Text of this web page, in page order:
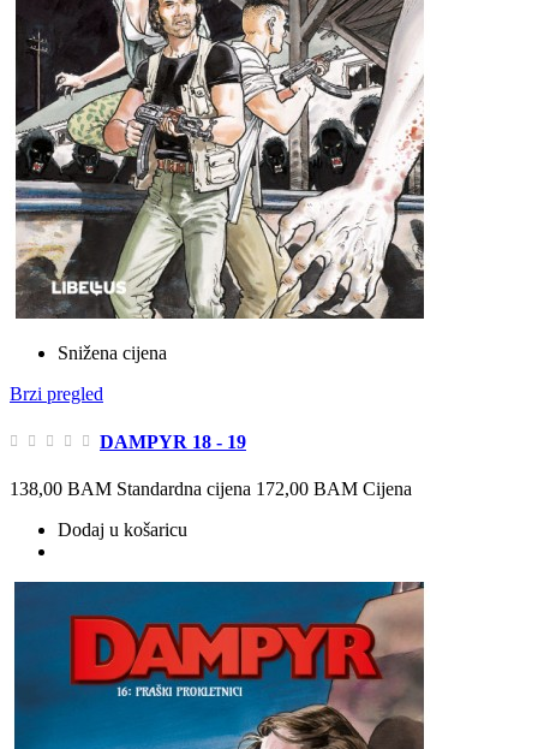
Snižena cijena
Brzi pregled
DAMPYR 18 - 19
138,00 BAM Standardna cijena 172,00 BAM Cijena
Dodaj u košaricu